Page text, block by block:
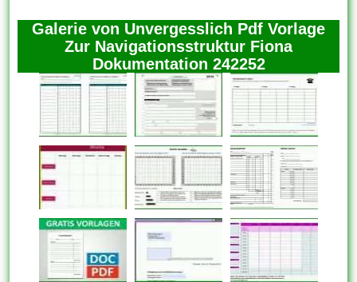
Galerie von Unvergesslich Pdf Vorlage
Zur Navigationsstruktur Fiona
Dokumentation 242252